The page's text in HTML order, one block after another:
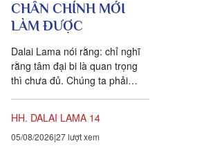
CHÂN CHÍNH MỚI
LÀM ĐƯỢC
Dalai Lama nói rằng: chỉ nghĩ
rằng tâm đại bi là quan trọng
thì chưa đủ. Chúng ta phải
HH. DALAI LAMA 14
05/08/2026 27 lượt xem